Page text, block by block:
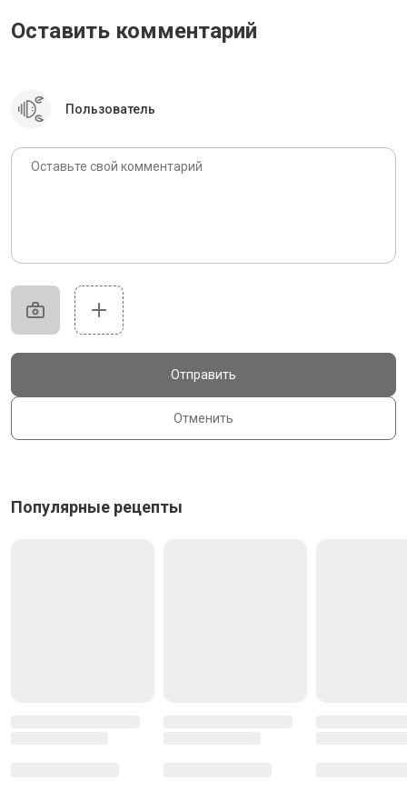
Оставить комментарий
Пользователь
Отменить
Отправить
Популярные рецепты